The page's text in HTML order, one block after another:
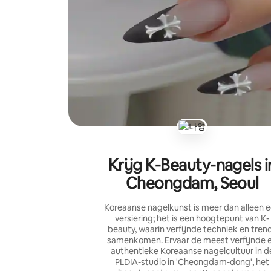
Krijg K-Beauty-nagels
Cheongdam, Seoul
Koreaanse nagelkunst is meer dan alleen
versiering; het is een hoogtepunt van K-
beauty, waarin verfijnde techniek en
samenkomen. Ervaar de meest verfijnde
authentieke Koreaanse nagelcultuur in
PLDIA-studio in 'Cheongdam-dong', het